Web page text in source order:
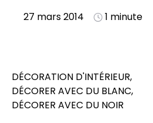
27 mars 2014 1 minute
DÉCORATION D'INTÉRIEUR
DÉCORER AVEC DU BLANC
DÉCORER AVEC DU NOIR